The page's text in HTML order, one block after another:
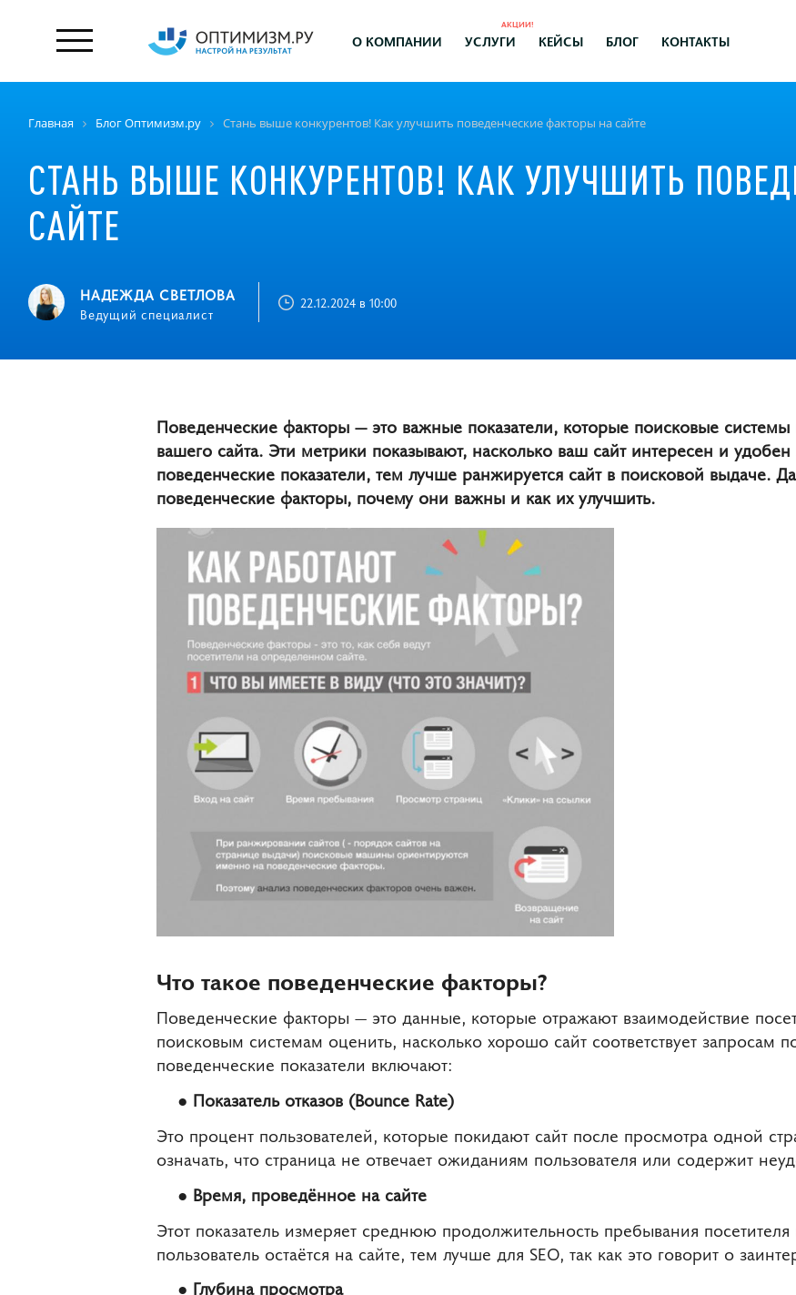
О КОМПАНИИ УСЛУГИ
АКЦИИ!
КЕЙСЫ БЛОГ КОНТАКТЫ
Главная Блог Оптимизм.ру Стань выше конкурентов! Как улучшить поведенческие факторы на сайте
СТАНЬ ВЫШЕ КОНКУРЕНТОВ! КАК УЛУЧШИТЬ
САЙТЕ
НАДЕЖДА СВЕТЛОВА
Ведущий специалист
22.12.2024 в 10:00
Поведенческие факторы — это важные показатели, которые поисковые системы
вашего сайта. Эти метрики показывают, насколько ваш сайт интересен и
поведенческие показатели, тем лучше ранжируется сайт в поисковой выдаче.
поведенческие факторы, почему они важны и как их улучшить.
Что такое поведенческие факторы?
Поведенческие факторы — это данные, которые отражают взаимодействие
поисковым системам оценить, насколько хорошо сайт соответствует запросам
поведенческие показатели включают:
Показатель отказов (Bounce Rate)
Это процент пользователей, которые покидают сайт после просмотра одной
означать, что страница не отвечает ожиданиям пользователя или содержит
Время, проведённое на сайте
Этот показатель измеряет среднюю продолжительность пребывания
пользователь остаётся на сайте, тем лучше для SEO, так как это говорит о
Глубина просмотра